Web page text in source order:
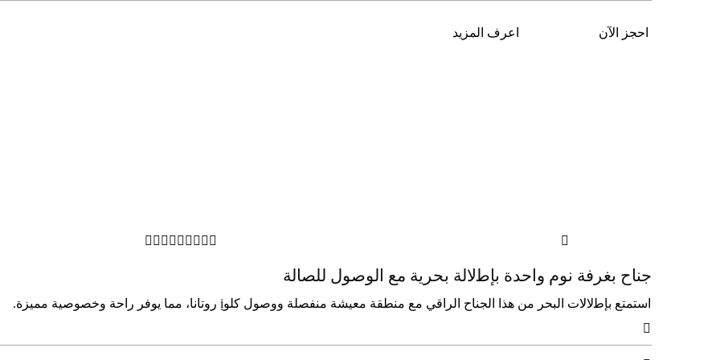
احجز الآن اعرف المزيد

        
ﺟﻨﺎح ﺑﻐﺮﻓﺔ ﻧﻮم واﺣﺪة ﺑﺈﻃلاﻟﺔ ﺑﺤﺮﻳﺔ ﻣﻊ اﻟﻮﺻﻮل ﻟﻠﺼﺎﻟﺔ
اﺳﺘﻤﺘﻊ ﺑﺈﻃلالات اﻟﺒﺤﺮ ﻣﻦ ﻫﺬا اﻟﺠﻨﺎح اﻟﺮاﻗﻲ ﻣﻊ ﻣﻨﻄﻘﺔ ﻣﻌﻴﺸﺔ ﻣﻨﻔﺼﻠﺔ ووﺻﻮل ﻛﻠﻮị روﺗﺎﻧﺎ، ﻣﻤﺎ ﻳﻮﻓﺮ راﺣﺔ وﺧﺼﻮﺻﻴﺔ ﻣﻤﻴﺰة.
